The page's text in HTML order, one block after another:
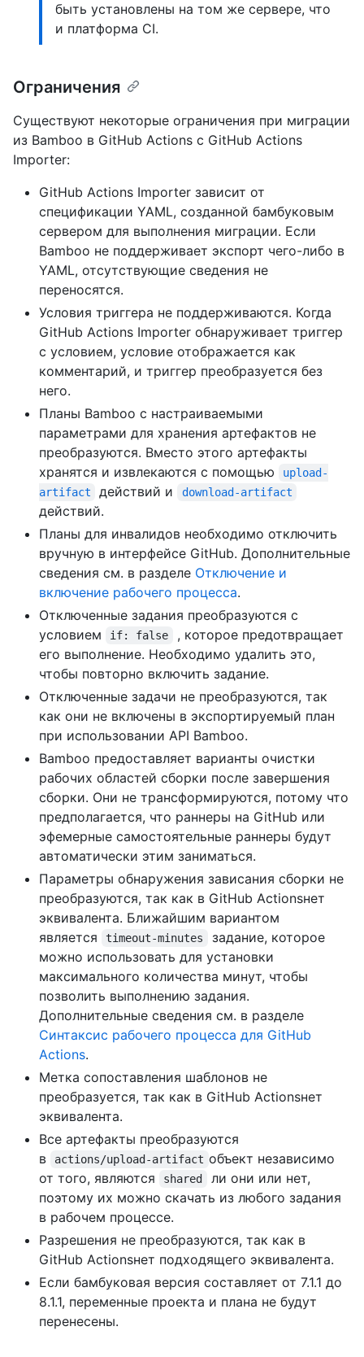
быть установлены на том же сервере, что
и платформа CI.
Ограничения
Существуют некоторые ограничения при миграции
из Bamboo в GitHub Actions с GitHub Actions
Importer:
GitHub Actions Importer зависит от
спецификации YAML, созданной бамбуковым
сервером для выполнения миграции. Если
Bamboo не поддерживает экспорт чего-либо в
YAML, отсутствующие сведения не
переносятся.
Условия триггера не поддерживаются. Когда
GitHub Actions Importer обнаруживает триггер
с условием, условие отображается как
комментарий, и триггер преобразуется без
него.
Планы Bamboo с настраиваемыми
параметрами для хранения артефактов не
преобразуются. Вместо этого артефакты
хранятся и извлекаются с помощью
upload-
artifact
действий и download-artifact
действий.
Планы для инвалидов необходимо отключить
вручную в интерфейсе GitHub. Дополнительные
сведения см. в разделе Отключение и
включение рабочего процесса.
Отключенные задания преобразуются с
условием
if: false
, которое предотвращает
его выполнение. Необходимо удалить это,
чтобы повторно включить задание.
Отключенные задачи не преобразуются, так
как они не включены в экспортируемый план
при использовании API Bamboo.
Bamboo предоставляет варианты очистки
рабочих областей сборки после завершения
сборки. Они не трансформируются, потому что
предполагается, что раннеры на GitHub или
эфемерные самостоятельные раннеры будут
автоматически этим заниматься.
Параметры обнаружения зависания сборки не
преобразуются, так как в GitHub Actionsнет
эквивалента. Ближайшим вариантом
является
timeout-minutes
задание, которое
можно использовать для установки
максимального количества минут, чтобы
позволить выполнению задания.
Дополнительные сведения см. в разделе
Синтаксис рабочего процесса для GitHub
Actions.
Метка сопоставления шаблонов не
преобразуется, так как в GitHub Actionsнет
эквивалента.
Все артефакты преобразуются
в
actions/upload-artifact объект независимо
от того, являются
shared
ли они или нет,
поэтому их можно скачать из любого задания
в рабочем процессе.
Разрешения не преобразуются, так как в
GitHub Actionsнет подходящего эквивалента.
Если бамбуковая версия составляет от 7.1.1 до
8.1.1, переменные проекта и плана не будут
перенесены.